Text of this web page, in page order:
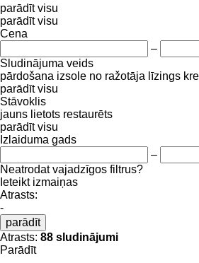
parādīt visu
parādīt visu
Cena
–
Sludinājuma veids
pārdošana izsole no ražotāja līzings
parādīt visu
Stāvoklis
jauns lietots restaurēts
parādīt visu
Izlaiduma gads
–
Neatrodat vajadzīgos filtrus?
Ieteikt izmaiņas
Atrasts:
-
parādīt
Atrasts: 88 sludinājumi
Parādīt